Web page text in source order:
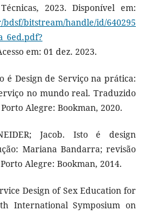
2023. Disponível em:
bitstream/handle/id/640295
em: 01 dez. 2023.
é Design de Serviço na prática:
no mundo real. Traduzido
Alegre: Bookman, 2020.
Jacob. Isto é design
Mariana Bandarra; revisão
Alegre: Bookman, 2014.
Design of Sex Education for
International Symposium on